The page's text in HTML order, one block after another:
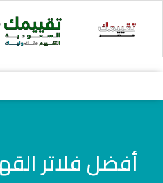
تخطي
المحتوى
أفضل فلاتر